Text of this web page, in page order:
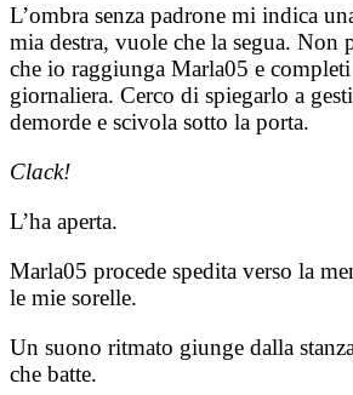
L’ombra senza padrone mi indica
mia destra, vuole che la segua. Non
che io raggiunga Marla05 e
giornaliera. Cerco di spiegarlo a
demorde e scivola sotto la porta.
Clack!
L’ha aperta.
Marla05 procede spedita verso la
le mie sorelle.
Un suono ritmato giunge dalla
che batte.